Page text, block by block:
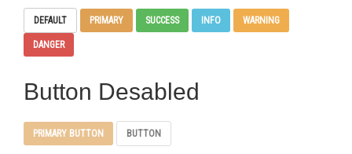
DEFAULT PRIMARY SUCCESS INFO WARNING
DANGER
Button Desabled
PRIMARY BUTTON BUTTON